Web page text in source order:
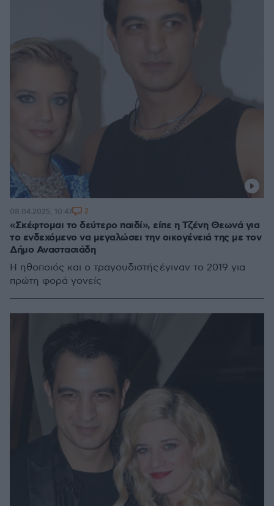
«Σκέφτομαι το δεύτερο παιδί», είπε η Τζένη Θεωνά για
το ενδεχόμενο να μεγαλώσει την οικογένειά της με τον
Δήμο Αναστασιάδη
Η ηθοποιός και ο τραγουδιστής έγιναν το 2019 για
πρώτη φορά γονείς
08.04.2025, 10:47 2